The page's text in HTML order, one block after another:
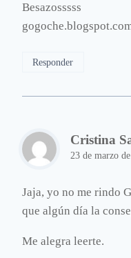
Besazosssss
Responder
Cristina
23 de marzo
Jaja, yo no me rindo
que algún día la
Me alegra leerte.